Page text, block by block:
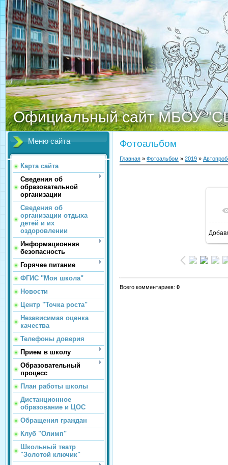
Официальный сайт МБОУ
Меню сайта
Карта сайта
Сведения об
образовательной
организации
Сведения об
организации отдыха
детей и их
оздоровлении
Информационная
безопасность
Горячее питание
ФГИС "Моя школа"
Новости
Центр "Точка роста"
Независимая оценка
качества
Телефоны доверия
Прием в школу
Образовательный
процесс
План работы школы
Дистанционное
образование и ЦОС
Обращения граждан
Клуб "Олимп"
Школьный театр
"Золотой ключик"
Фотоальбом
Главная » Фотоальбом » 2019 »
Всего комментариев: 0